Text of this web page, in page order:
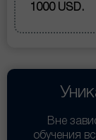
1000 USD.
Вне
обучения